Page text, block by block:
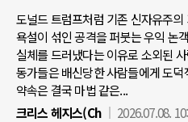
도널드 트럼프처럼 기존 신자유주
욕설이 섞인 공격을 퍼붓는 우익 논
실체를 드러냈다는 이유로 소외된
동가들은 배신당한 사람들에게 도
약속은 결국 마법 같은...
크리스 헤지스(Ch
2026.07.08.